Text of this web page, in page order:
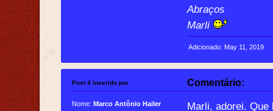
Abraços
Marli
Adicionado: May 11, 2019
Post 4 Inserido por Comentário:
Nome:Marco Antônio Hailer
Marli, adorei. Que